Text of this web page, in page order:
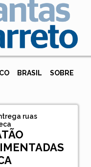
BRASIL SOBRE
ruas